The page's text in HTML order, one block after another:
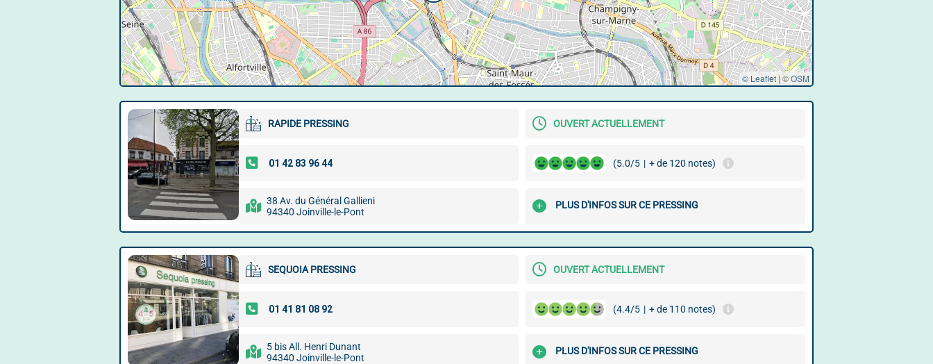
© Leaflet|©OSM
RAPIDE PRESSING OUVERT ACTUELLEMENT
(5.0/5 | + de 120 notes)
38 Av. du Général Gallieni
94340 Joinville-le-Pont
PLUS D'INFOS SUR CE PRESSING
SEQUOIA PRESSING OUVERT ACTUELLEMENT
(4.4/5 | + de 110 notes)
5 bis All. Henri Dunant
94340 Joinville-le-Pont
PLUS D'INFOS SUR CE PRESSING